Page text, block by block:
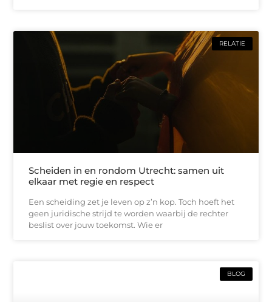
RELATIE
Scheiden in en rondom Utrecht: samen uit
elkaar met regie en respect
Een scheiding zet je leven op z’n kop. Toch hoeft het
geen juridische strijd te worden waarbij de rechter
beslist over jouw toekomst. Wie er
BLOG